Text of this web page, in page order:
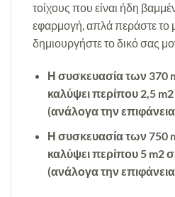
τοίχους που είναι ήδη
εφαρμογή, απλά περάστε το
δημιουργήστε το δικό σας
Η συσκευασία των 370
καλύψει περίπου 2,5
(ανάλογα την
Η συσκευασία των 750
καλύψει περίπου 5 m2
(ανάλογα την